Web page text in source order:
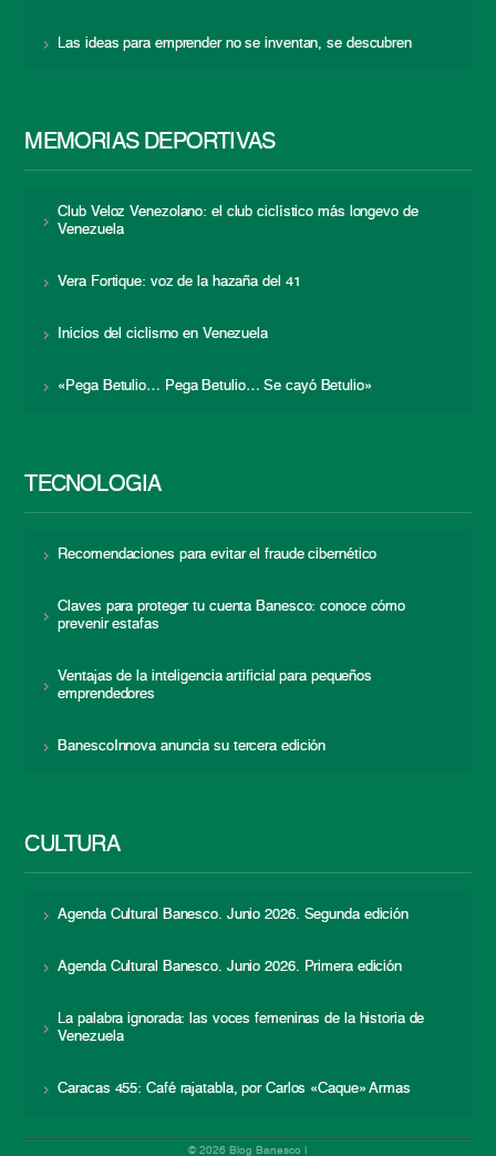
Las ideas para emprender no se inventan, se descubren
MEMORIAS DEPORTIVAS
Club Veloz Venezolano: el club ciclístico más longevo de
Venezuela
Vera Fortique: voz de la hazaña del 41
Inicios del ciclismo en Venezuela
«Pega Betulio… Pega Betulio… Se cayó Betulio»
TECNOLOGÍA
Recomendaciones para evitar el fraude cibernético
Claves para proteger tu cuenta Banesco: conoce cómo
prevenir estafas
Ventajas de la inteligencia artificial para pequeños
emprendedores
BanescoInnova anuncia su tercera edición
CULTURA
Agenda Cultural Banesco. Junio 2026. Segunda edición
Agenda Cultural Banesco. Junio 2026. Primera edición
La palabra ignorada: las voces femeninas de la historia de
Venezuela
Caracas 455: Café rajatabla, por Carlos «Caque» Armas
© 2026 Blog Banesco |